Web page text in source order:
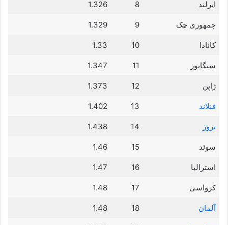
ایرلند 8
1.326
جمهوری چک 9
1.329
کانادا 10
1.33
سنگاپور 11
1.347
ژاپن 12
1.373
فنلاند 13
1.402
نروژ 14
1.438
سوئد 15
1.46
استرالیا 16
1.47
کرواسی 17
1.48
آلمان 18
1.48